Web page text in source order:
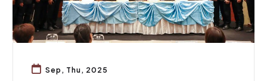
Sep, Thu, 2025